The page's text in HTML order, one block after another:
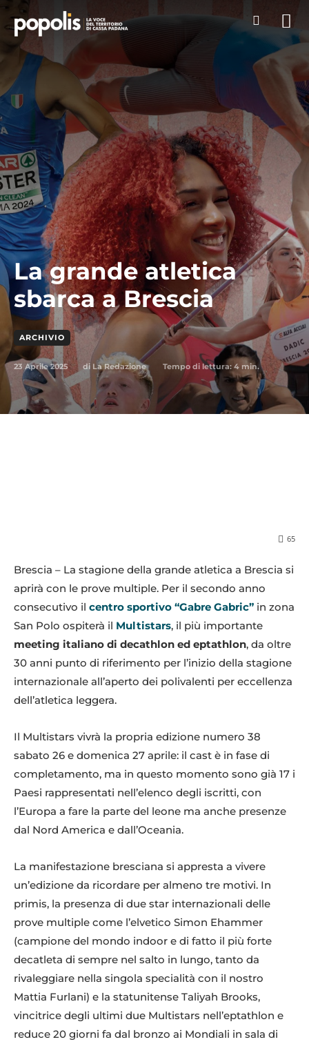
La grande atletica
sbarca a Brescia
ARCHIVIO
23 Aprile 2025 di La Redazione Tempo di lettura: 4 min.
65
Brescia – La stagione della grande atletica a Brescia si
aprirà con le prove multiple. Per il secondo anno
consecutivo il centro sportivo “Gabre Gabric” in zona
San Polo ospiterà il Multistars, il più importante
meeting italiano di decathlon ed eptathlon, da oltre
30 anni punto di riferimento per l’inizio della stagione
internazionale all’aperto dei polivalenti per eccellenza
dell’atletica leggera.
Il Multistars vivrà la propria edizione numero 38
sabato 26 e domenica 27 aprile: il cast è in fase di
completamento, ma in questo momento sono già 17 i
Paesi rappresentati nell’elenco degli iscritti, con
l’Europa a fare la parte del leone ma anche presenze
dal Nord America e dall’Oceania.
La manifestazione bresciana si appresta a vivere
un’edizione da ricordare per almeno tre motivi. In
primis, la presenza di due star internazionali delle
prove multiple come l’elvetico Simon Ehammer
(campione del mondo indoor e di fatto il più forte
decatleta di sempre nel salto in lungo, tanto da
rivaleggiare nella singola specialità con il nostro
Mattia Furlani) e la statunitense Taliyah Brooks,
vincitrice degli ultimi due Multistars nell’eptathlon e
reduce 20 giorni fa dal bronzo ai Mondiali in sala di